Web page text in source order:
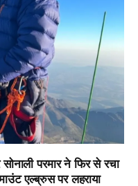
परमार ने फिर से रचा
माउंट एल्ब्रुस पर लहराया